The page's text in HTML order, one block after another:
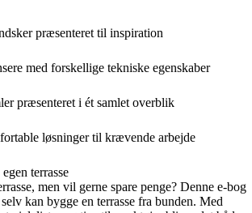
præsenteret til inspiration
med forskellige tekniske egenskaber
præsenteret i ét samlet overblik
løsninger til krævende arbejde
terrasse
men vil gerne spare penge? Denne e-bog
kan bygge en terrasse fra bunden. Med